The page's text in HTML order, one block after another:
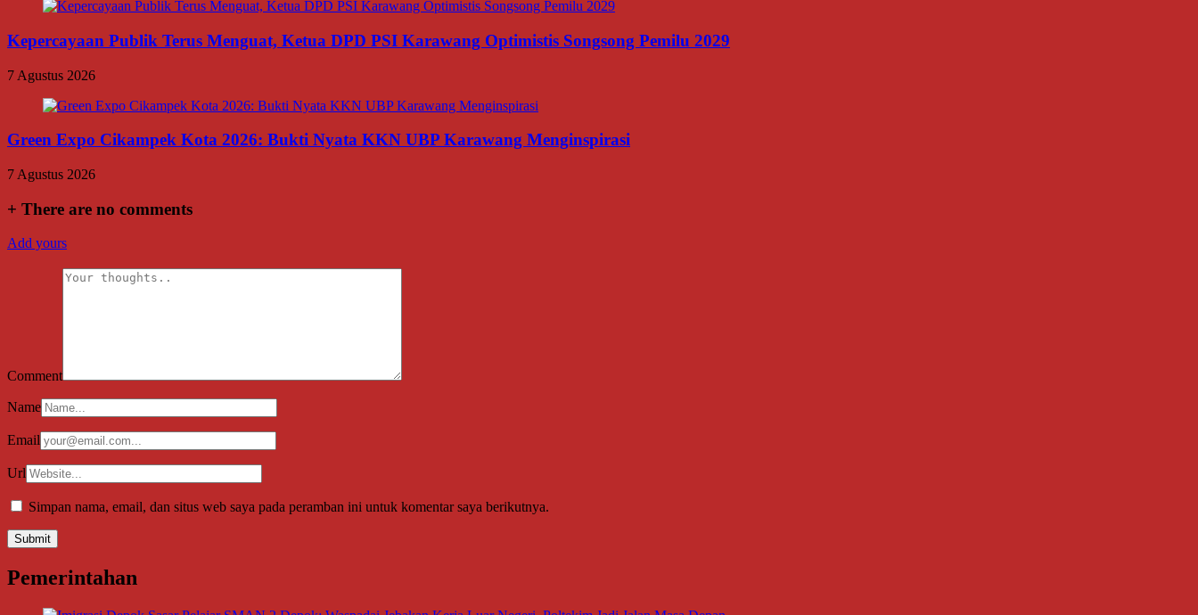
Kepercayaan Publik Terus Menguat, Ketua DPD PSI Karawang Optimistis Songsong Pemilu 2029
7 Agustus 2026
Green Expo Cikampek Kota 2026: Bukti Nyata KKN UBP Karawang Menginspirasi
7 Agustus 2026
+ There are no comments
Add yours
Comment
Name
Email
Url
Simpan nama, email, dan situs web saya pada peramban ini untuk komentar saya berikutnya.
Pemerintahan